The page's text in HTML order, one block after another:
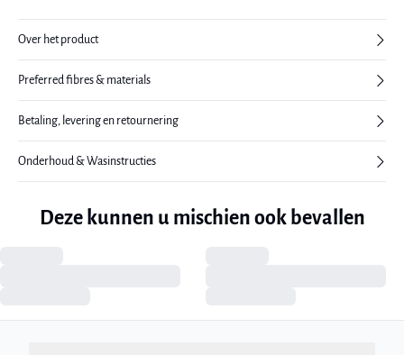
Over het product
Preferred fibres & materials
Betaling, levering en retournering
Onderhoud & Wasinstructies
Deze kunnen u mischien ook bevallen